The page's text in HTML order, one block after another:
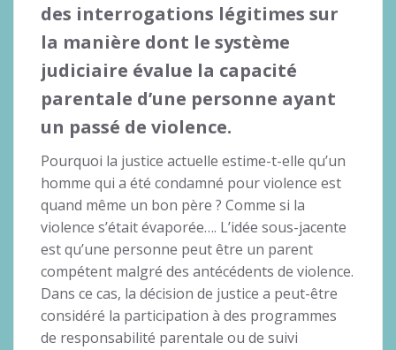
des interrogations légitimes sur
la manière dont le système
judiciaire évalue la capacité
parentale d’une personne ayant
un passé de violence.
Pourquoi la justice actuelle estime-t-elle qu’un
homme qui a été condamné pour violence est
quand même un bon père ? Comme si la
violence s’était évaporée…. L’idée sous-jacente
est qu’une personne peut être un parent
compétent malgré des antécédents de violence.
Dans ce cas, la décision de justice a peut-être
considéré la participation à des programmes
de responsabilité parentale ou de suivi